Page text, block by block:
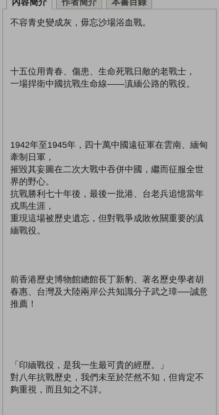
不容青史變成灰，毋忘沙場浴血戰。
十五位用青春、傷患、生命死戰日敵的老戰士，
一場捍衛中國抗戰生命線——滇緬公路的戰役。
1942年至1945年，四十萬中國遠征軍在雲南、緬甸
牽制日軍，
摧毀其妄圖在二次大戰中吞併中國，繼而征服全世
界的野心。
抗戰勝利七十年後，最後一批港、台老兵追憶當年
戎馬生涯，
重現這場被歷史遺忘，但對戰爭成敗攸關重要的滇
緬戰役。
前香港歷史博物館總館長丁新豹、著名歷史學者胡
春惠、台灣及大陸兩岸公共知識分子武之璋──誠意
推薦！
「印緬戰役，是我一生最可貴的經歷。」
對八年抗戰歷史，我們未至於茫然不知，但肯定不
夠重視，而且知之不詳。